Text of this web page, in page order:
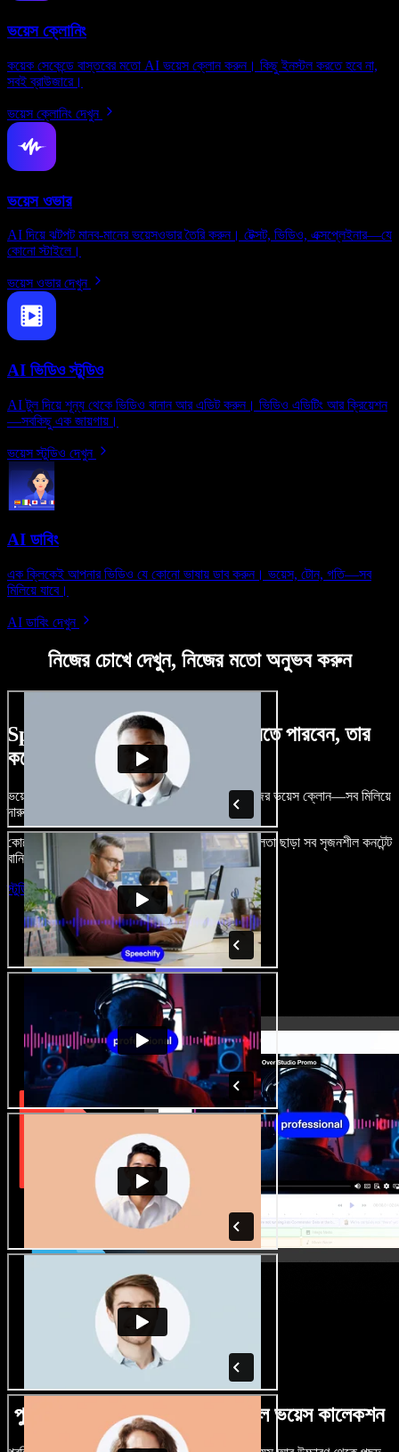
ভয়েস ক্লোনিং
কয়েক সেকেন্ডে বাস্তবের মতো AI ভয়েস ক্লোন করুন। কিছু ইনস্টল করতে হবে না,
সবই ব্রাউজারে।
ভয়েস ক্লোনিং দেখুন
ভয়েস ওভার
AI দিয়ে ঝটপট মানব-মানের ভয়েসওভার তৈরি করুন। টেক্সট, ভিডিও, এক্সপ্লেইনার—যে
কোনো স্টাইলে।
ভয়েস ওভার দেখুন
AI ভিডিও স্টুডিও
AI টুল দিয়ে শূন্য থেকে ভিডিও বানান আর এডিট করুন। ভিডিও এডিটিং আর ক্রিয়েশন
—সবকিছু এক জায়গায়।
ভয়েস স্টুডিও দেখুন
AI ডাবিং
এক ক্লিকেই আপনার ভিডিও যে কোনো ভাষায় ডাব করুন। ভয়েস, টোন, গতি—সব
মিলিয়ে যাবে।
AI ডাবিং দেখুন
নিজের চোখে দেখুন, নিজের মতো অনুভব করুন
Speechify Studio দিয়ে কী কী করতে পারবেন, তার
কয়েকটা উদাহরণ দেখুন
ভয়েসওভার, রয়্যালটি-ফ্রি ছবি, অডিও, ভিডিও যোগ, নিজের ভয়েস ক্লোন—সব মিলিয়ে
দারুণ মনে রাখার মতো অডিও-ভিডিও প্রজেক্ট বানান।
কোনো শেখার ঝামেলা নেই, শুধু ব্রাউজারে খুলুন—আর দুর্বলতা ছাড়া সব সৃজনশীল কনটেন্ট
বানিয়ে ফেলুন।
স্টুডিও চালু করুন
পুরুষ-নারী ভেদে নানান উচ্চারণে বিশাল ভয়েস কালেকশন